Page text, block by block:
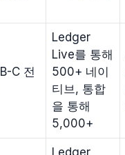
C 전
Ledger
Live를 통해
500+ 네이
티브, 통합
을 통해
5,000+
Ledger